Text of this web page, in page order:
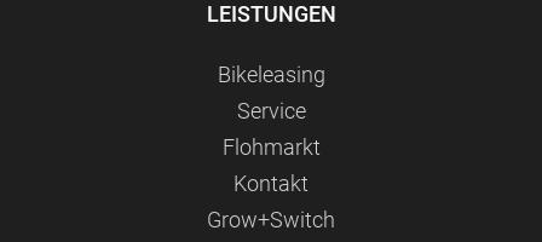
LEISTUNGEN
Bikeleasing
Service
Flohmarkt
Kontakt
Grow+Switch